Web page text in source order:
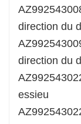
direction du
direction du
essieu